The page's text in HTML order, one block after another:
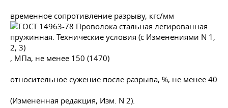
временное сопротивление разрыву, кгс/мм
, МПа, не менее 150 (1470)
относительное сужение после разрыва, %, не менее 40
(Измененная редакция, Изм. N 2).